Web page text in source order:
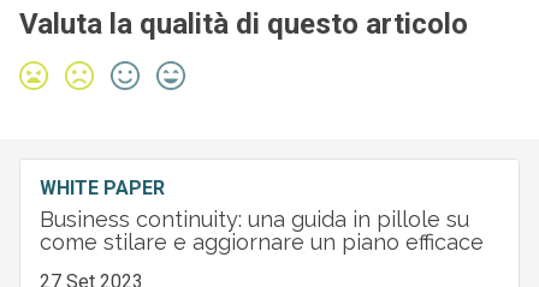
Valuta la qualità di questo articolo
WHITE PAPER
Business continuity: una guida in pillole su
come stilare e aggiornare un piano efficace
27 Set 2023